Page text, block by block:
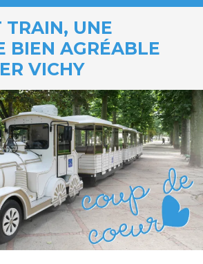
TRAIN, UNE
BIEN AGRÉABLE
VICHY